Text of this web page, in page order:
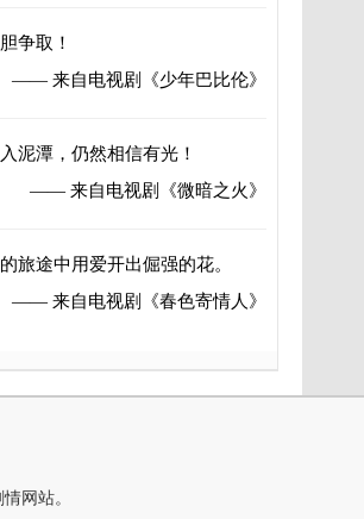
争取！
—— 来自电视剧
《少年巴比伦》
泥潭，仍然相信有光！
—— 来自电视剧
《微暗之火》
旅途中用爱开出倔强的花。
—— 来自电视剧
《春色寄情人》
网站。